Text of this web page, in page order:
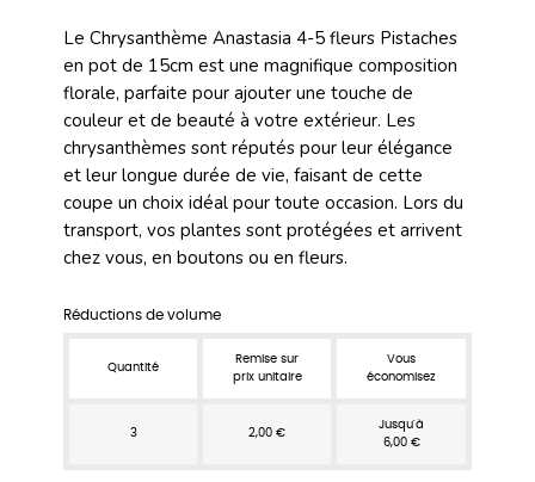
Le Chrysanthème Anastasia 4-5 fleurs Pistaches
en pot de 15cm est une magnifique composition
florale, parfaite pour ajouter une touche de
couleur et de beauté à votre extérieur. Les
chrysanthèmes sont réputés pour leur élégance
et leur longue durée de vie, faisant de cette
coupe un choix idéal pour toute occasion. Lors du
transport, vos plantes sont protégées et arrivent
chez vous, en boutons ou en fleurs.
Réductions de volume
Quantité
Remise sur
prix unitaire
Vous
économisez
3 2,00 €
Jusqu'à
6,00 €